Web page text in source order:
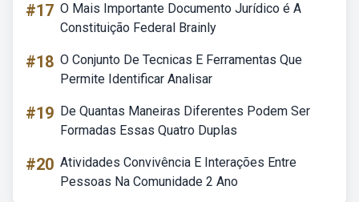
#17 O Mais Importante Documento Jurídico é A
Constituição Federal Brainly
#18 O Conjunto De Tecnicas E Ferramentas Que
Permite Identificar Analisar
#19 De Quantas Maneiras Diferentes Podem Ser
Formadas Essas Quatro Duplas
#20 Atividades Convivência E Interações Entre
Pessoas Na Comunidade 2 Ano